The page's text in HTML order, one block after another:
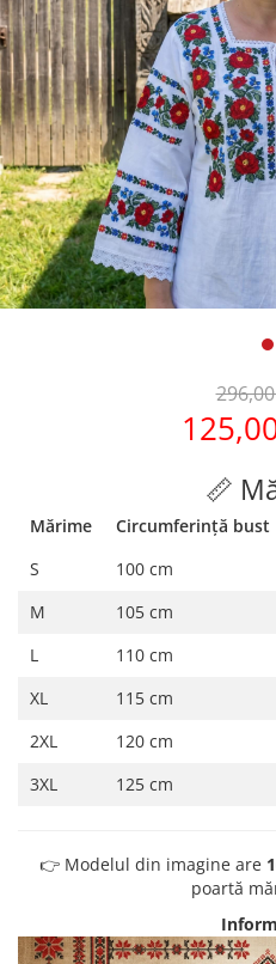
Tricouri
Treninguri
Ii traditionale
Rochii traditionale
Rochii Elegante
Costume populare
Fote & Catrinte
Incaltaminte
📏
Mărime Circumferință bust
S
100 cm
M
105 cm
L
110 cm
XL
115 cm
2XL
120 cm
3XL
125 cm
👉 Modelul din imagine are
poartă